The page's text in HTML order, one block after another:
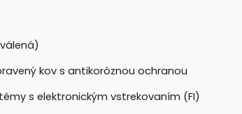
kov s antikoróznou ochranou
s elektronickým vstrekovaním (FI)